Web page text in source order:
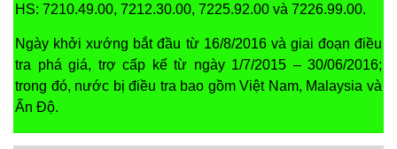
HS: 7210.49.00, 7212.30.00, 7225.92.00 và 7226.99.00.
Ngày khởi xướng bắt đầu từ 16/8/2016 và giai đoạn điều
tra phá giá, trợ cấp kể từ ngày 1/7/2015 – 30/06/2016;
trong đó, nước bị điều tra bao gồm Việt Nam, Malaysia và
Ấn Độ.